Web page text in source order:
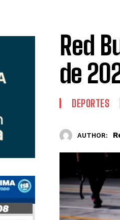
Red
de
DEPORTES
AUTHOR: